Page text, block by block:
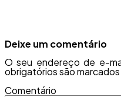
Deixe um comentário
O seu endereço de e-
obrigatórios são